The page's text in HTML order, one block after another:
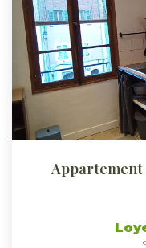
Appartement